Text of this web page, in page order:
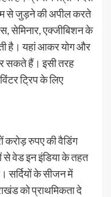
से जुड़ने की अपील करते
सेमिनार, एक्जीबिशन के
है। यहां आकर योग और
सकते हैं। इसी तरह
ट्रिप के लिए
करोड़ रुपए की वैडिंग
से वेड इन इंडिया के तहत
सर्दियों के सीजन में
को प्राथमिकता दे